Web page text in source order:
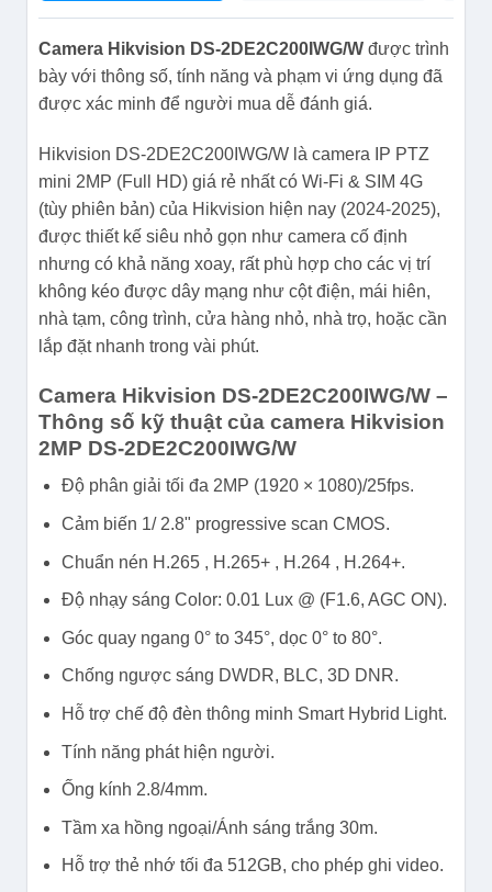
Camera Hikvision DS-2DE2C200IWG/Wđược trình
bày với thông số, tính năng và phạm vi ứng dụng đã
được xác minh để người mua dễ đánh giá.
Hikvision DS-2DE2C200IWG/W là camera IP PTZ
mini 2MP (Full HD) giá rẻ nhất có Wi-Fi & SIM 4G
(tùy phiên bản) của Hikvision hiện nay (2024-2025),
được thiết kế siêu nhỏ gọn như camera cố định
nhưng có khả năng xoay, rất phù hợp cho các vị trí
không kéo được dây mạng như cột điện, mái hiên,
nhà tạm, công trình, cửa hàng nhỏ, nhà trọ, hoặc cần
lắp đặt nhanh trong vài phút.
Camera Hikvision DS-2DE2C200IWG/W –
Thông số kỹ thuật của camera Hikvision
2MP DS-2DE2C200IWG/W
Độ phân giải tối đa 2MP (1920 × 1080)/25fps.
Cảm biến 1/ 2.8" progressive scan CMOS.
Chuẩn nén H.265 , H.265+ , H.264 , H.264+.
Độ nhạy sáng Color: 0.01 Lux @ (F1.6, AGC ON).
Góc quay ngang 0° to 345°, dọc 0° to 80°.
Chống ngược sáng DWDR, BLC, 3D DNR.
Hỗ trợ chế độ đèn thông minh Smart Hybrid Light.
Tính năng phát hiện người.
Ống kính 2.8/4mm.
Tầm xa hồng ngoại/Ánh sáng trắng 30m.
Hỗ trợ thẻ nhớ tối đa 512GB, cho phép ghi video.